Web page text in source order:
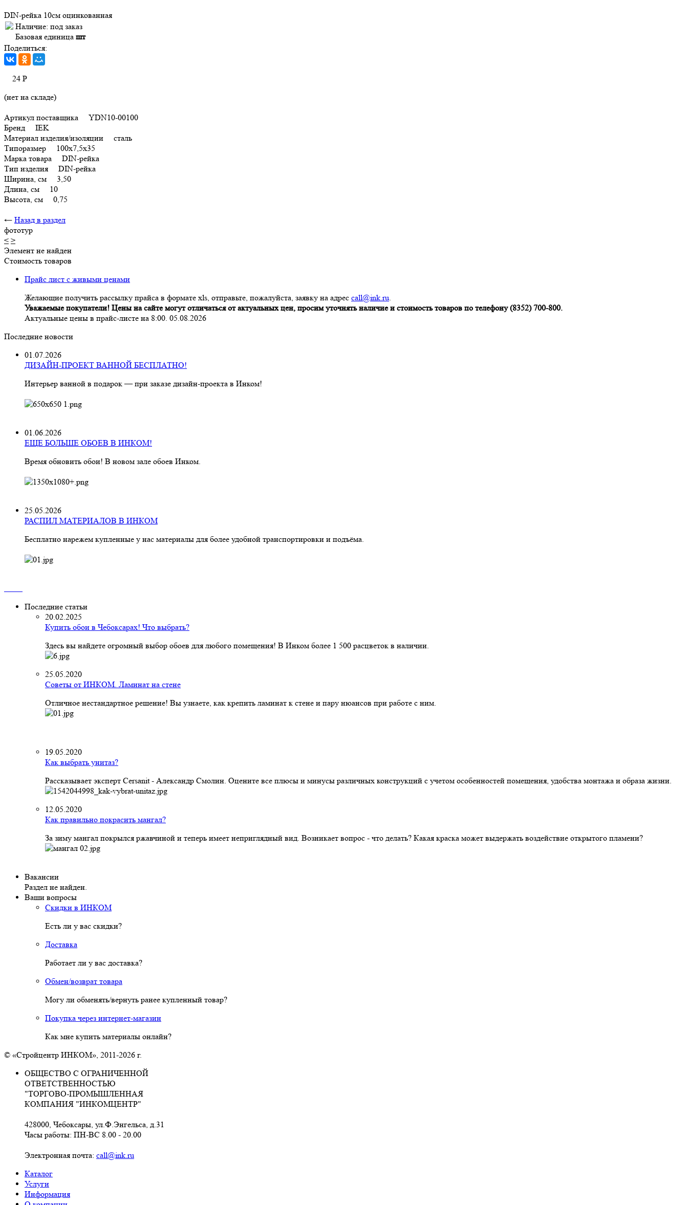
DIN-рейка 10см оцинкованная
Наличие: под заказ
Базовая единица шт
Поделиться:
24 Р
(нет на складе)
Артикул поставщика YDN10-00100
Бренд IEK
Материал изделия/изоляции сталь
Типоразмер 100х7,5х35
Марка товара DIN-рейка
Тип изделия DIN-рейка
Ширина, см 3,50
Длина, см 10
Высота, см 0,75
← Назад в раздел
фототур
< >
Элемент не найден
Стоимость товаров
Прайс лист с живыми ценами
Желающие получить рассылку прайса в формате xls, отправьте, пожалуйста, заявку на адрес call@ink.ru.
Уважаемые покупатели! Цены на сайте могут отличаться от актуальных цен, просим уточнять наличие и стоимость товаров по телефону (8352) 700-800.
Актуальные цены в прайс-листе на 8:00. 05.08.2026
Последние новости
01.07.2026
ДИЗАЙН-ПРОЕКТ ВАННОЙ БЕСПЛАТНО!
Интерьер ванной в подарок — при заказе дизайн‑проекта в Инком!
01.06.2026
ЕЩЕ БОЛЬШЕ ОБОЕВ В ИНКОМ!
Время обновить обои! В новом зале обоев Инком.
25.05.2026
РАСПИЛ МАТЕРИАЛОВ В ИНКОМ
Бесплатно нарежем купленные у нас материалы для более удобной транспортировки и подъёма.
Последние статьи
20.02.2025
Купить обои в Чебоксарах! Что выбрать?
Здесь вы найдете огромный выбор обоев для любого помещения! В Инком более 1 500 расцветок в наличии.
25.05.2020
Советы от ИНКОМ. Ламинат на стене
Отличное нестандартное решение! Вы узнаете, как крепить ламинат к стене и пару нюансов при работе с ним.
19.05.2020
Как выбрать унитаз?
Рассказывает эксперт Cersanit - Александр Смолин. Оцените все плюсы и минусы различных конструкций с учетом особенностей помещения, удобства монтажа и образа жизни.
12.05.2020
Как правильно покрасить мангал?
За зиму мангал покрылся ржавчиной и теперь имеет неприглядный вид. Возникает вопрос - что делать? Какая краска может выдержать воздействие открытого пламени?
Вакансии
Раздел не найден.
Ваши вопросы
Скидки в ИНКОМ
Есть ли у вас скидки?
Доставка
Работает ли у вас доставка?
Обмен/возврат товара
Могу ли обменять/вернуть ранее купленный товар?
Покупка через интернет-магазин
Как мне купить материалы онлайн?
© «Стройцентр ИНКОМ», 2011-2026 г.
ОБЩЕСТВО С ОГРАНИЧЕННОЙ
ОТВЕТСТВЕННОСТЬЮ
"ТОРГОВО-ПРОМЫШЛЕННАЯ
КОМПАНИЯ "ИНКОМЦЕНТР"
428000, Чебоксары, ул.Ф.Энгельса, д.31
Часы работы: ПН-ВС 8.00 - 20.00
Электронная почта: call@ink.ru
Каталог
Услуги
Информация